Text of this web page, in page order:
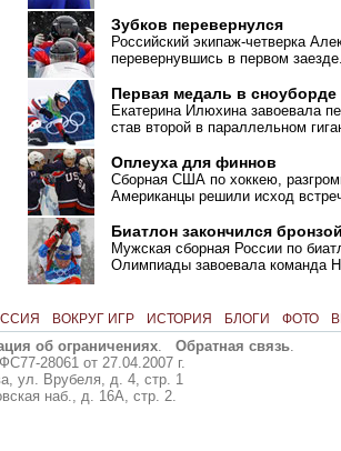
Зубков перевернулся
Российский экипаж-четверка
перевернувшись в первом
Первая медаль в сноуборде
Екатерина Илюхина завоевала
став второй в параллельном
Оплеуха для финнов
Сборная США по хоккею,
Американцы решили исход
Биатлон закончился бронзой
Мужская сборная России по
Олимпиады завоевала команда
ВОКРУГ ИГР ИСТОРИЯ БЛОГИ ФОТО
об ограничениях Обратная связь
28061 от 27.04.2007 г.
ул. Врубеля, д. 4, стр. 1
наб., д. 16А, стр. 2.